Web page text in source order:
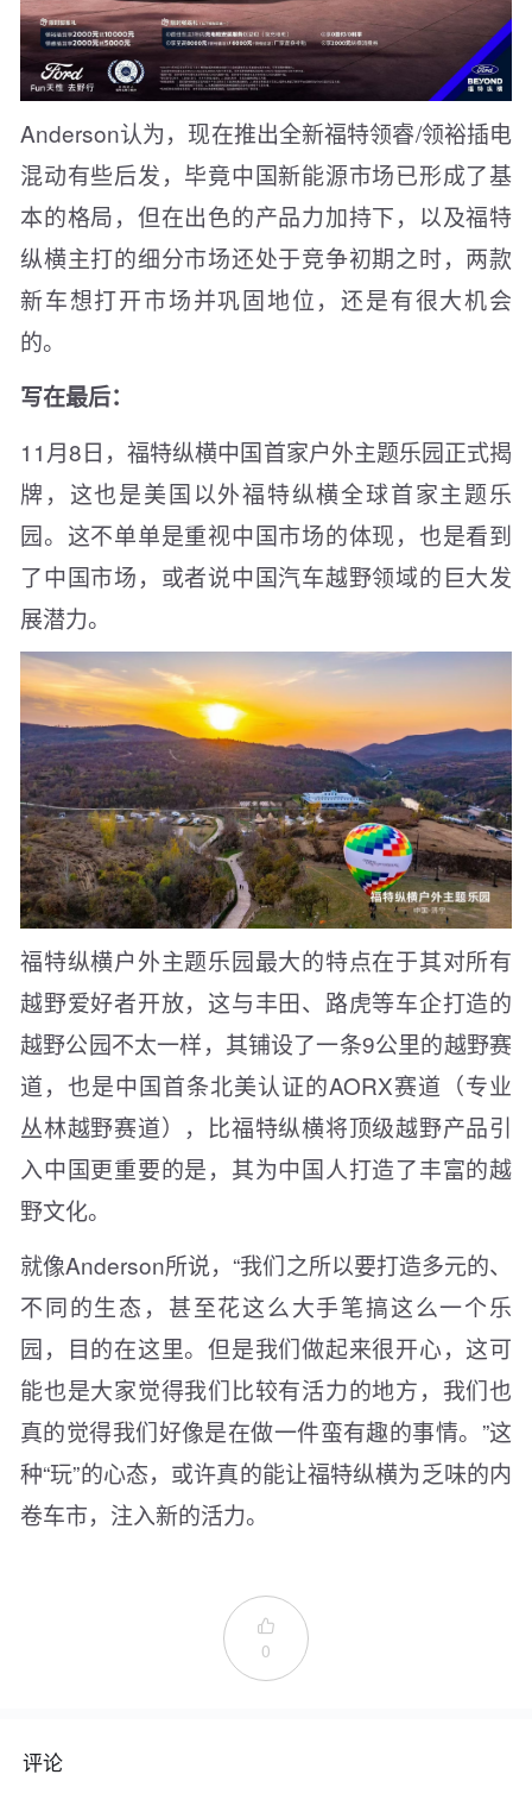
Anderson认为，现在推出全新福特领睿/领裕插电
混动有些后发，毕竟中国新能源市场已形成了基
本的格局，但在出色的产品力加持下，以及福特
纵横主打的细分市场还处于竞争初期之时，两款
新车想打开市场并巩固地位，还是有很大机会
的。
写在最后：
11月8日，福特纵横中国首家户外主题乐园正式揭
牌，这也是美国以外福特纵横全球首家主题乐
园。这不单单是重视中国市场的体现，也是看到
了中国市场，或者说中国汽车越野领域的巨大发
展潜力。
福特纵横户外主题乐园最大的特点在于其对所有
越野爱好者开放，这与丰田、路虎等车企打造的
越野公园不太一样，其铺设了一条9公里的越野赛
道，也是中国首条北美认证的AORX赛道（专业
丛林越野赛道），比福特纵横将顶级越野产品引
入中国更重要的是，其为中国人打造了丰富的越
野文化。
就像Anderson所说，“我们之所以要打造多元的、
不同的生态，甚至花这么大手笔搞这么一个乐
园，目的在这里。但是我们做起来很开心，这可
能也是大家觉得我们比较有活力的地方，我们也
真的觉得我们好像是在做一件蛮有趣的事情。”这
种“玩”的心态，或许真的能让福特纵横为乏味的内
卷车市，注入新的活力。

0
评论